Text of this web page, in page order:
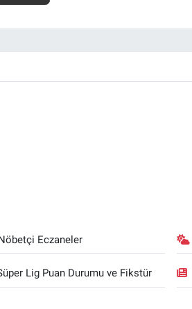
Eczaneler
Lig Puan Durumu ve Fikstür